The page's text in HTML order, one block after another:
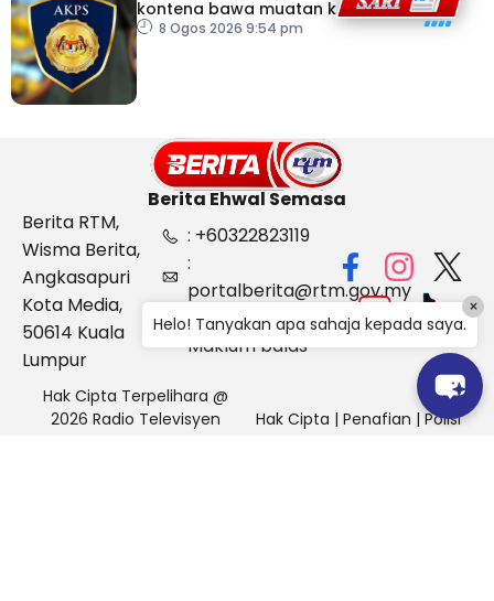
kontena bawa muatan ke
Israel bukti ketegasan
8 Ogos 2026 9:54 pm
Berita Ehwal Semasa
Berita RTM,
Wisma Berita,
Angkasapuri
Kota Media,
50614 Kuala
Lumpur
: +60322823119
:
portalberita@rtm.gov.my
: Aduan &
Maklum balas
Hak Cipta Terpelihara @
2026 Radio Televisyen
Hak Cipta | Penafian | Polisi
Helo! Tanyakan apa sahaja kepada saya.
×